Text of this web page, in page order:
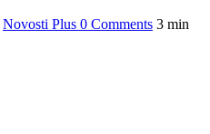
Novosti Plus 0 Comments 3 min